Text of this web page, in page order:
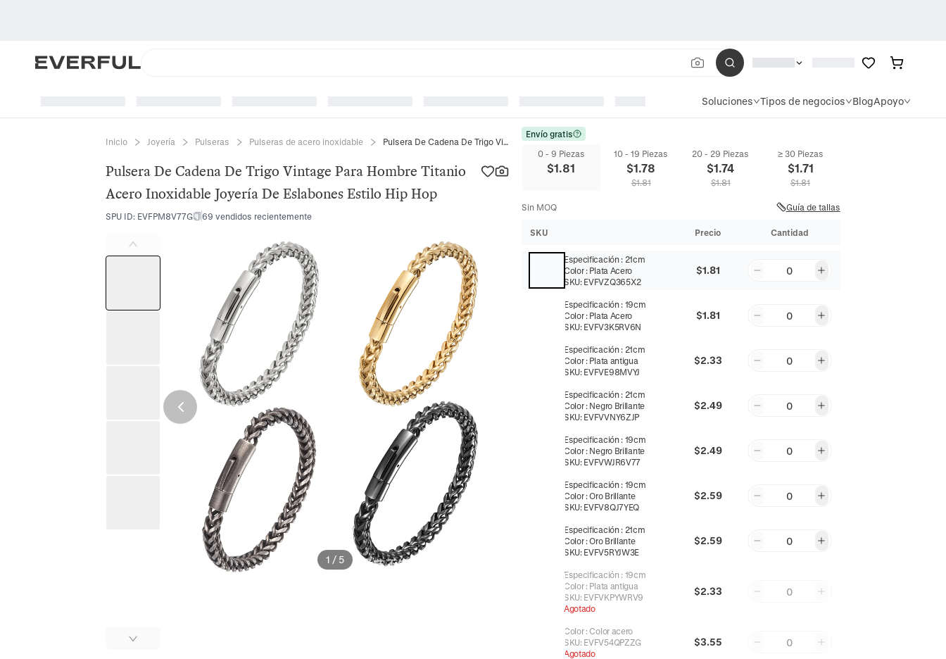
Soluciones Tipos de negocios BlogApoyo
Inicio Joyería Pulseras Pulseras de acero inoxidable Pulsera De Cadena De Trigo Vintage Para Hombre Titanio Acero Inoxidable Joyería De Eslabones Estilo Hip Hop
Pulsera De Cadena De Trigo Vintage Para Hombre Titanio
Acero Inoxidable Joyería De Eslabones Estilo Hip Hop
SPU ID: EVFPM8V77G 69 vendidos recientemente
1 / 5
Envío gratis
0 - 9 Piezas
$1.81
10 - 19 Piezas
$1.78
$1.81
20 - 29 Piezas
$1.74
$1.81
≥ 30 Piezas
$1.71
$1.81
Sin MOQ Guía de tallas
SKU Precio Cantidad
Especificación: 21cm
Color: Plata Acero
SKU: EVFVZQ365X2
$1.81 0
Especificación: 19cm
Color: Plata Acero
SKU: EVFV3K5RV6N
$1.81 0
Especificación: 21cm
Color: Plata antigua
SKU: EVFVE98MVYJ
$2.33 0
Especificación: 21cm
Color: Negro Brillante
SKU: EVFVVNY6ZJP
$2.49 0
Especificación: 19cm
Color: Negro Brillante
SKU: EVFVWJR6V77
$2.49 0
Especificación: 19cm
Color:Oro Brillante
SKU: EVFV8QJ7YEQ
$2.59 0
Especificación: 21cm
Color:Oro Brillante
SKU: EVFV5RYJW3E
$2.59 0
Especificación : 19cm
Color: Plata antigua
SKU: EVFVKPYWRV9
Agotado
$2.33 0
Color: Color acero
SKU: EVFV54QPZZG
Agotado
$3.55 0